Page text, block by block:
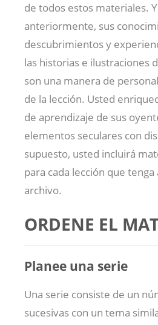
de todos estos materiales.
anteriormente, sus
descubrimientos y
las historias e ilustraciones
son una manera de
de la lección. Usted
de aprendizaje de sus
elementos seculares con
supuesto, usted incluirá
para cada lección que
archivo.
ORDENE EL
Planee una serie
Una serie consiste de un
sucesivas con un tema